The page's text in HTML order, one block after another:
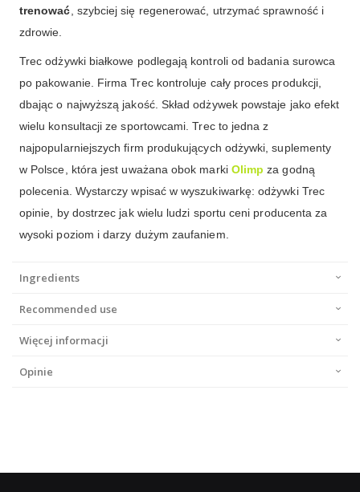
trenować , szybciej się regenerować, utrzymać sprawność i
zdrowie.
Trec odżywki białkowe podlegają kontroli od badania surowca
po pakowanie. Firma Trec kontroluje cały proces produkcji,
dbając o najwyższą jakość. Skład odżywek powstaje jako efekt
wielu konsultacji ze sportowcami. Trec to jedna z
najpopularniejszych firm produkujących odżywki, suplementy
w Polsce, która jest uważana obok marki Olimp za godną
polecenia. Wystarczy wpisać w wyszukiwarkę: odżywki Trec
opinie, by dostrzec jak wielu ludzi sportu ceni producenta za
wysoki poziom i darzy dużym zaufaniem.
Ingredients
Recommended use
Więcej informacji
Opinie